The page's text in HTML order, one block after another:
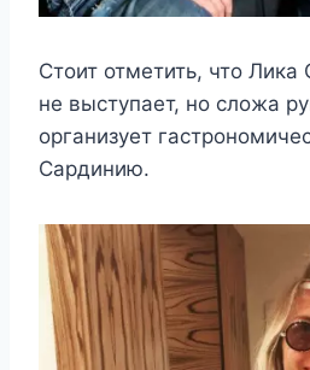
Стоит отметить, что Лика
не выступает, но сложа
организует
Сардинию.